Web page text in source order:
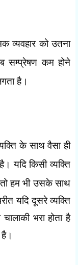
व्यवहार को उतना
सम्प्रेषण कम होने
है।
के साथ वैसा ही
यदि किसी व्यक्ति
तो हम भी उसके साथ
यदि दूसरे व्यक्ति
भरा होता है
है।